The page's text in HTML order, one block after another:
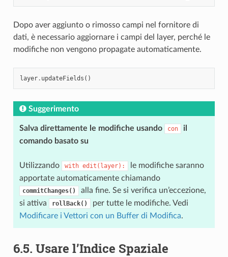
Dopo aver aggiunto o rimosso campi nel fornitore di
dati, è necessario aggiornare i campi del layer, perché le
modifiche non vengono propagate automaticamente.
layer. updateFields ()
Suggerimento
Salva direttamente le modifiche usando con
il
comando basato su
Utilizzando with edit(layer):
le modifiche saranno
apportate automaticamente chiamando
commitChanges()
alla fine. Se si verifica un’eccezione,
si attiva
rollBack()
per tutte le modifiche. Vedi
Modificare i Vettori con un Buffer di Modifica.
6.5. Usare l’Indice Spaziale